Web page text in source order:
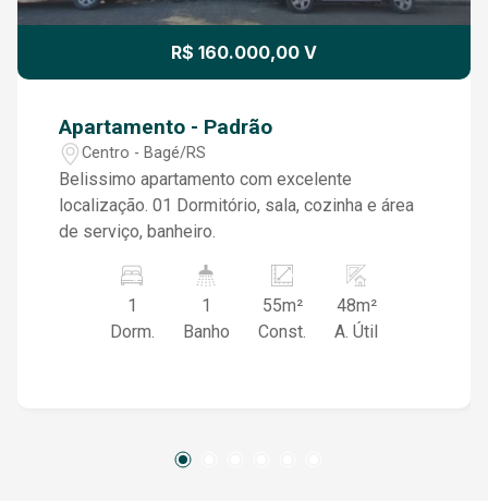
R$ 160.000,00 V
Apartamento - Padrão
Centro - Bagé/RS
Belissimo apartamento com excelente
localização. 01 Dormitório, sala, cozinha e área
de serviço, banheiro.
1
Dorm.
1
Banho
55m²
Const.
48m²
A. Útil